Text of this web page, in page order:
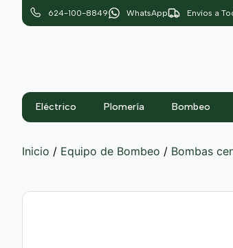
624-100-8849 WhatsApp Envíos a
Eléctrico Plomería Bombeo
Inicio / Equipo de Bombeo / Bombas